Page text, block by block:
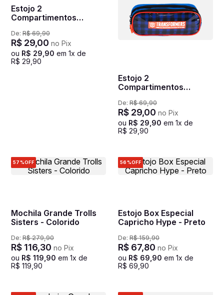
Estojo 2
Compartimentos
Colorido
De: R$ 69,90
R$ 29,00 no Pix
ou R$ 29 90 em 1x de
R$ 29 90
Estojo 2
Compartimentos
Colorido
De: R$ 69,90
R$ 29,00 no Pix
ou R$ 29 90 em 1x de
R$ 29 90
57%OFF
Mochila Grande Trolls
Sisters - Colorido
De: R$ 279,90
R$ 116,30 no Pix
ou R$ 119 90 em 1x de
R$ 119 90
56%OFF
Estojo Box Especial
Capricho Hype - Preto
De: R$ 159,90
R$ 67,80 no Pix
ou R$ 69 90 em 1x de
R$ 69 90